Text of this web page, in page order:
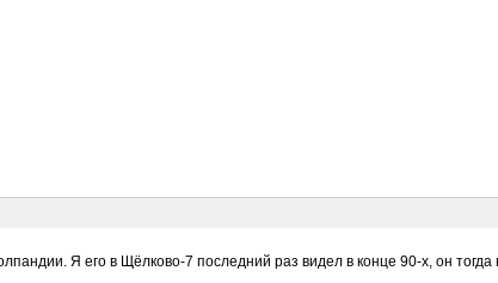
Я его в Щёлково-7 последний раз видел в конце 90-х, он